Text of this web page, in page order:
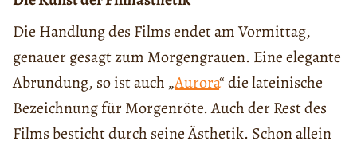
Die Handlung des Films endet am Vormittag,
genauer gesagt zum Morgengrauen. Eine elegante
Abrundung, so ist auch „Aurora“ die lateinische
Bezeichnung für Morgenröte. Auch der Rest des
Films besticht durch seine Ästhetik. Schon allein